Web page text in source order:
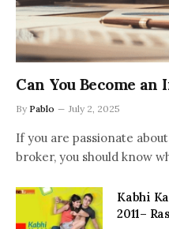
Can You Become
By Pablo July 2, 2025
If you are passionate
broker, you should know
Kabhi
2011–